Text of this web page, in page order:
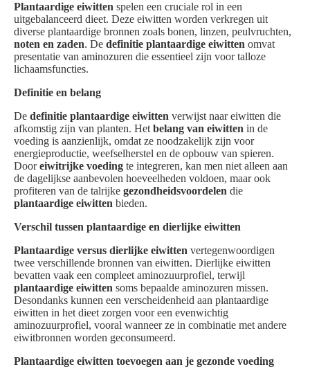
Plantaardige eiwitten spelen een cruciale rol in een
uitgebalanceerd dieet. Deze eiwitten worden verkregen uit
diverse plantaardige bronnen zoals bonen, linzen, peulvruchten,
noten en zaden. De definitie plantaardige eiwitten omvat
presentatie van aminozuren die essentieel zijn voor talloze
lichaamsfuncties.
Definitie en belang
De definitie plantaardige eiwitten verwijst naar eiwitten die
afkomstig zijn van planten. Het belang van eiwitten in de
voeding is aanzienlijk, omdat ze noodzakelijk zijn voor
energieproductie, weefselherstel en de opbouw van spieren.
Dooreiwitrijke voeding te integreren, kan men niet alleen aan
de dagelijkse aanbevolen hoeveelheden voldoen, maar ook
profiteren van de talrijke gezondheidsvoordelen die
plantaardige eiwitten bieden.
Verschil tussen plantaardige en dierlijke eiwitten
Plantaardige versus dierlijke eiwitten vertegenwoordigen
twee verschillende bronnen van eiwitten. Dierlijke eiwitten
bevatten vaak een compleet aminozuurprofiel, terwijl
plantaardige eiwitten soms bepaalde aminozuren missen.
Desondanks kunnen een verscheidenheid aan plantaardige
eiwitten in het dieet zorgen voor een evenwichtig
aminozuurprofiel, vooral wanneer ze in combinatie met andere
eiwitbronnen worden geconsumeerd.
Plantaardige eiwitten toevoegen aan je gezonde voeding